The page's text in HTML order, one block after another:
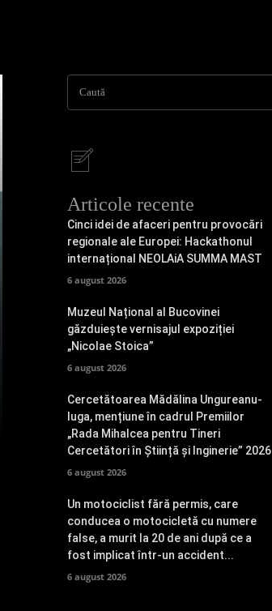
Caută
Articole recente
Cinci idei de afaceri pentru provocări
regionale ale Europei: Hackathonul
internațional NEOLAiA SUMMA MAST
6 august 2026
Muzeul Național al Bucovinei
găzduiește vernisajul expoziției
„Nicolae Stoica”
6 august 2026
Cercetătoarea Mădălina Ungureanu-
Iuga, mențiune în cadrul Premiilor
„Rada Mihalcea pentru Tineri
Cercetători în Știință și Inginerie” 2026
6 august 2026
Un motociclist fără permis, care
conducea o motocicletă cu numere
false, a murit la 20 de ani după ce a
fost implicat într-un accident...
6 august 2026